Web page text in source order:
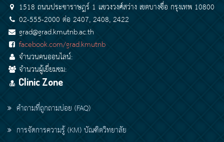
1518 ถนนประชาราษฎร์ 1 แขวงวงศ์สว่าง เขตบางซื่อ กรุงเทพ 10800
02-555-2000 ต่อ 2407, 2408, 2422
grad@grad.kmutnb.ac.th
facebook.com/grad.kmutnb
จำนวนคนออนไลน์:
จำนวนผู้เยี่ยมชม:
Clinic Zone
คำถามที่ถูกถามบ่อย (FAQ)
การจัดการความรู้ (KM) บัณฑิตวิทยาลัย